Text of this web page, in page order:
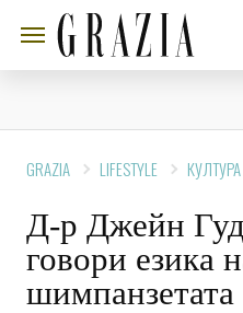
GRAZIA LIFESTYLE КУЛТУРА
Д-р Джейн
говори езика
шимпанзетата